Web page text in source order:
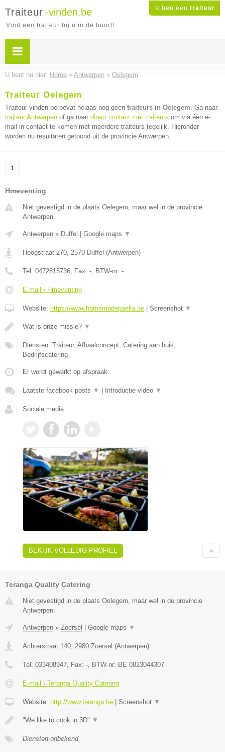
Ik ben een traiteur
Traiteur -vinden.be
Vind een traiteur bij u in de buurt!
U bent nu hier: Home » Antwerpen » Oelegem
Traiteur Oelegem
Traiteur-vinden.be bevat helaas nog geen traiteurs in Oelegem. Ga naar
traiteur Antwerpen of ga naar direct contact met traiteurs om via één e-
mail in contact te komen met meerdere traiteurs tegelijk. Hieronder
worden nu resultaten getoond uit de provincie Antwerpen.
1
Hmeventing
Niet gevestigd in de plaats Oelegem, maar wel in de provincie
Antwerpen.
Antwerpen » Duffel Google maps ▼
Hoogstraat 270, 2570 Duffel (Antwerpen)
Tel: 0472815736, Fax: -, BTW-nr: -
E-mail › Hmeventing
Website: https://www.homemadepaella.be Screenshot ▼
Wat is onze missie? ▼
Diensten: Traiteur, Afhaalconcept, Catering aan huis,
Bedrijfscatering
Er wordt gewerkt op afspraak.
Laatste facebook posts ▼ Introductie video ▼
Sociale media:
BEKIJK VOLLEDIG PROFIEL
Teranga Quality Catering
Niet gevestigd in de plaats Oelegem, maar wel in de provincie
Antwerpen.
Antwerpen » Zoersel | Google maps ▼
Achterstraat 140 2980 Zoersel (Antwerpen)
Tel: 033408947 , Fax: - , BTW-nr: BE 0823044307
E-mail › Teranga Quality Catering
Website: http://www.teranga.be | Screenshot ▼
"We like to cook in 3D" ▼
Diensten onbekend